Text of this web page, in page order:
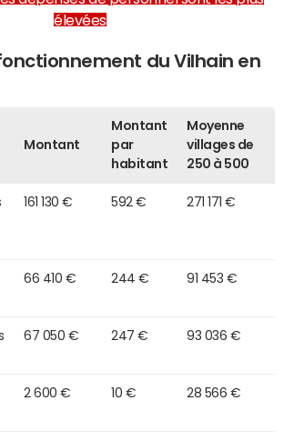
élevées
du Vilhain en
Montant
Montant
par
habitant
Moyenne
villages de
250 à 500
161 130 € 592 € 271 171 €
66 410 € 244 € 91 453 €
67 050 € 247 € 93 036 €
2 600 € 10 € 28 566 €